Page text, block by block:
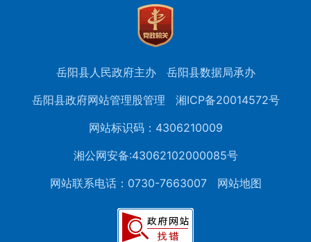
岳阳县人民政府主办
岳阳县数据局承办
岳阳县政府网站管理股管理
湘ICP备20014572号
网站标识码：4306210009
湘公网安备:43062102000085号
网站联系电话：0730-7663007
网站地图